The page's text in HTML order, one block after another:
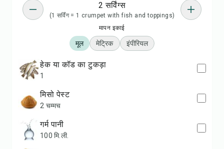
2 सर्विंग्स
(1 सर्विंग = 1 crumpet with fish and toppings)
मापन इकाई
मूल मेट्रिक इंपीरियल
हेक या कॉड का टुकड़ा
1
मिसो पेस्ट
2 चम्मच
गर्म पानी
100 मि.ली.